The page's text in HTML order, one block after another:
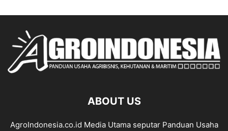
ABOUT US
AgroIndonesia.co.id Media Utama seputar Panduan Usaha